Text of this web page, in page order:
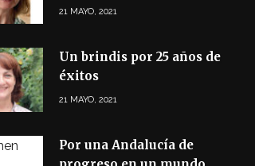
21 MAYO, 2021
Un brindis por 25 años de
éxitos
21 MAYO, 2021
Por una Andalucía de